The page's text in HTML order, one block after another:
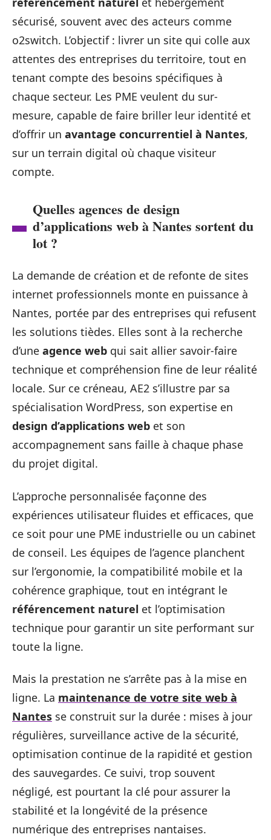
sécurisé, souvent avec des acteurs comme
o2switch. L’objectif : livrer un site qui colle aux
attentes des entreprises du territoire, tout en
tenant compte des besoins spécifiques à
chaque secteur. Les PME veulent du sur-
mesure, capable de faire briller leur identité et
d’offrir un avantage concurrentiel à Nantes,
sur un terrain digital où chaque visiteur
compte.
Quelles agences de design
d’applications web à Nantes sortent du
lot ?
La demande de création et de refonte de sites
internet professionnels monte en puissance à
Nantes, portée par des entreprises qui refusent
les solutions tièdes. Elles sont à la recherche
d’une agence web qui sait allier savoir-faire
technique et compréhension fine de leur réalité
locale. Sur ce créneau, AE2 s’illustre par sa
spécialisation WordPress, son expertise en
design d’applications web et son
accompagnement sans faille à chaque phase
du projet digital.
L’approche personnalisée façonne des
expériences utilisateur fluides et efficaces, que
ce soit pour une PME industrielle ou un cabinet
de conseil. Les équipes de l’agence planchent
sur l’ergonomie, la compatibilité mobile et la
cohérence graphique, tout en intégrant le
référencement naturel et l’optimisation
technique pour garantir un site performant sur
toute la ligne.
Mais la prestation ne s’arrête pas à la mise en
ligne. La maintenance de votre site web à
Nantes se construit sur la durée : mises à jour
régulières, surveillance active de la sécurité,
optimisation continue de la rapidité et gestion
des sauvegardes. Ce suivi, trop souvent
négligé, est pourtant la clé pour assurer la
stabilité et la longévité de la présence
numérique des entreprises nantaises.